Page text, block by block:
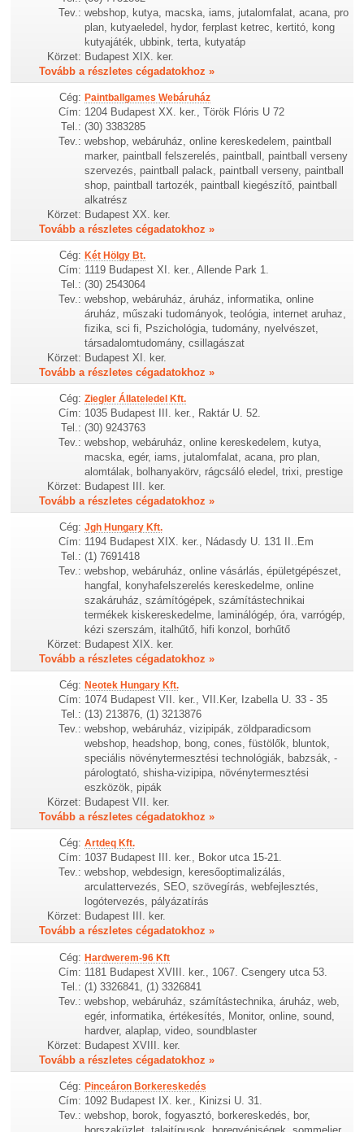
Tev.: webshop, kutya, macska, iams, jutalomfalat, acana, pro
plan, kutyaeledel, hydor, ferplast ketrec, kertitó, kong
kutyajáték, ubbink, terta, kutyatáp
Körzet: Budapest XIX. ker.
Tovább a részletes cégadatokhoz »
Cég: Paintballgames Webáruház
Cím: 1204 Budapest XX. ker., Török Flóris U 72
Tel.: (30) 3383285
Tev.: webshop, webáruház, online kereskedelem, paintball
marker, paintball felszerelés, paintball, paintball verseny
szervezés, paintball palack, paintball verseny, paintball
shop, paintball tartozék, paintball kiegészítő, paintball
alkatrész
Körzet: Budapest XX. ker.
Tovább a részletes cégadatokhoz »
Cég: Két Hölgy Bt.
Cím: 1119 Budapest XI. ker., Allende Park 1.
Tel.: (30) 2543064
Tev.: webshop, webáruház, áruház, informatika, online
áruház, műszaki tudományok, teológia, internet aruhaz,
fizika, sci fi, Pszichológia, tudomány, nyelvészet,
társadalomtudomány, csillagászat
Körzet: Budapest XI. ker.
Tovább a részletes cégadatokhoz »
Cég: Ziegler Állateledel Kft.
Cím: 1035 Budapest III. ker., Raktár U. 52.
Tel.: (30) 9243763
Tev.: webshop, webáruház, online kereskedelem, kutya,
macska, egér, iams, jutalomfalat, acana, pro plan,
alomtálak, bolhanyakörv, rágcsáló eledel, trixi, prestige
Körzet: Budapest III. ker.
Tovább a részletes cégadatokhoz »
Cég: Jgh Hungary Kft.
Cím: 1194 Budapest XIX. ker., Nádasdy U. 131 II..Em
Tel.: (1) 7691418
Tev.: webshop, webáruház, online vásárlás, épületgépészet,
hangfal, konyhafelszerelés kereskedelme, online
szakáruház, számítógépek, számítástechnikai
termékek kiskereskedelme, laminálógép, óra, varrógép,
kézi szerszám, italhűtő, hifi konzol, borhűtő
Körzet: Budapest XIX. ker.
Tovább a részletes cégadatokhoz »
Cég: Neotek Hungary Kft.
Cím: 1074 Budapest VII. ker., VII.Ker, Izabella U. 33 - 35
Tel.: (13) 213876, (1) 3213876
Tev.: webshop, webáruház, vizipipák, zöldparadicsom
webshop, headshop, bong, cones, füstölők, bluntok,
speciális növénytermesztési technológiák, babzsák, -
párologtató, shisha-vizipipa, növénytermesztési
eszközök, pipák
Körzet: Budapest VII. ker.
Tovább a részletes cégadatokhoz »
Cég: Artdeq Kft.
Cím: 1037 Budapest III. ker., Bokor utca 15-21.
Tev.: webshop, webdesign, keresőoptimalizálás,
arculattervezés, SEO, szövegírás, webfejlesztés,
logótervezés, pályázatírás
Körzet: Budapest III. ker.
Tovább a részletes cégadatokhoz »
Cég: Hardwerem-96 Kft
Cím: 1181 Budapest XVIII. ker., 1067. Csengery utca 53.
Tel.: (1) 3326841, (1) 3326841
Tev.: webshop, webáruház, számítástechnika, áruház, web,
egér, informatika, értékesítés, Monitor, online, sound,
hardver, alaplap, video, soundblaster
Körzet: Budapest XVIII. ker.
Tovább a részletes cégadatokhoz »
Cég: Pinceáron Borkereskedés
Cím: 1092 Budapest IX. ker., Kinizsi U. 31.
Tev.: webshop, borok, fogyasztó, borkereskedés, bor,